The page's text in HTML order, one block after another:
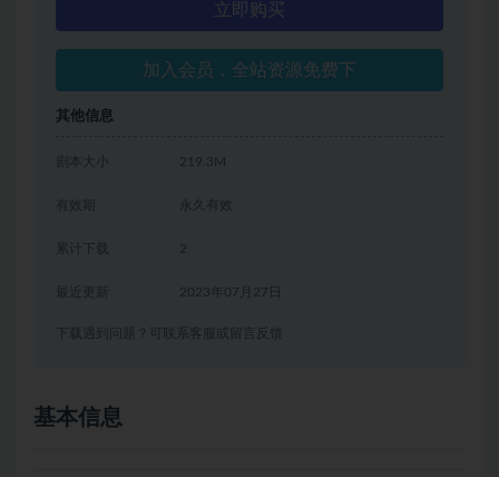
立即购买
加入会员，全站资源免费下
其他信息
剧本大小 219.3M
有效期 永久有效
累计下载 2
2023年07月27日
下载遇到问题？可联系客服或留言反馈
基本信息